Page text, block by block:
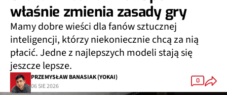
właśnie zmienia zasady gry
Mamy dobre wieści dla fanów sztucznej
inteligencji, którzy niekoniecznie chcą za nią
płacić. Jedne z najlepszych modeli stają się
jeszcze lepsze.
PRZEMYSŁAW BANASIAK (YOKAI)
06 SIE 2026
0